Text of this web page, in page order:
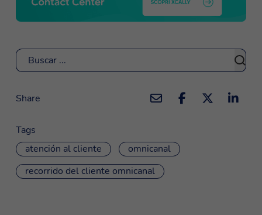
Buscar
Share
Tags
atención al cliente
omnicanal
recorrido del cliente omnicanal